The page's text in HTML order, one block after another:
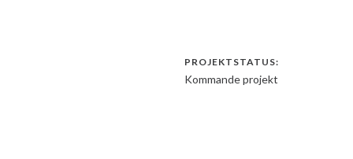
PROJEKTSTATUS:
Kommande projekt